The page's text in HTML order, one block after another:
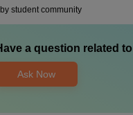
student community
a question related to
Ask Now